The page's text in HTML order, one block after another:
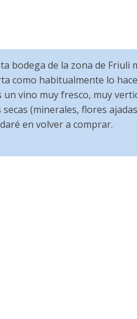
bodega de la zona de Friuli
como habitualmente lo
vino muy fresco, muy
(minerales, flores
en volver a comprar.